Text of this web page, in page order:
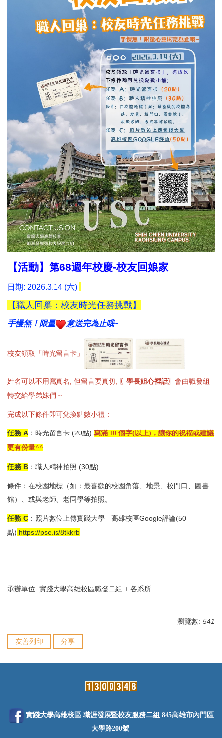
【活動】第68週年校慶-校友回娘家
日期: 2026.3.14 (六)
【職人回巢：校友時光任務挑戰】
手慢無！限量 意送完為止哦~
校友領取「時光留言卡」
姓名可以不用寫真名, 但留言要真切, 〖學長姐心裡話〗 會由職發組
轉交給學弟妹們 ~
完成以下條件即可兌換點數小禮：
任務 A ：時光留言卡 (20點) 寫滿 10 個字(以上)，讓你的祝福或建議
更有份量^^
任務 B ：職人精神拍照 (30點)
條件：在校園地標（如：最喜歡的校園角落、地景、校門口、圖書
館）、 或與老師、老同學等拍照。
任務 C ：照片數位上傳實踐大學 高雄校區Google評論(50
點) https://pse.is/8tkkrb
承辦單位: 實踐大學高雄校區職發二組 + 各系所
瀏覽數: 541
友善列印 分享
:::
實踐大學高雄校區 職涯發展暨校友服務二組 845高雄市內門區
大學路200號